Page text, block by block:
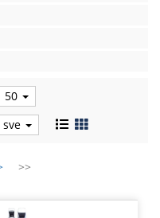
50
sve
>>